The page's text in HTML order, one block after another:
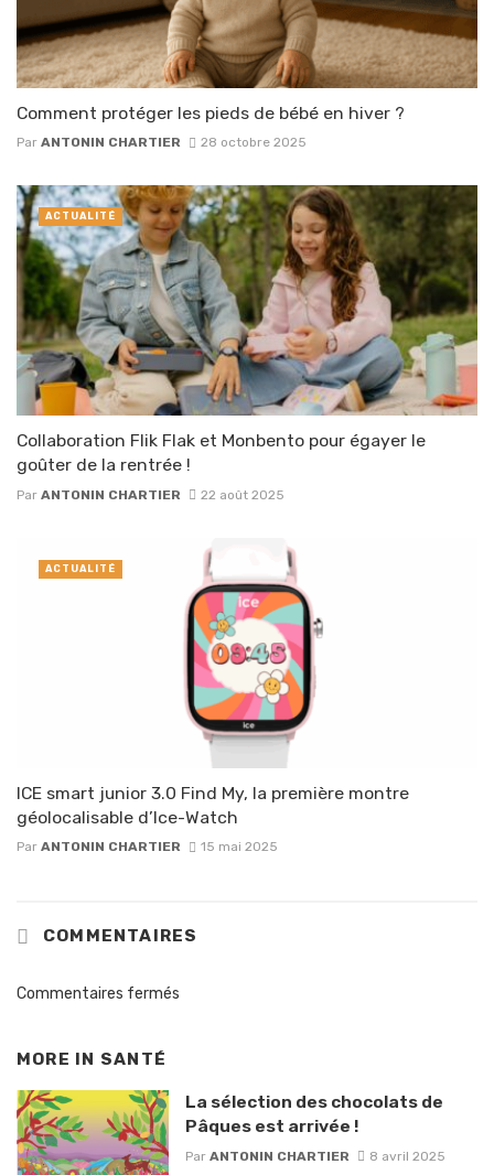
Comment protéger les pieds de bébé en hiver ?
Par ANTONIN CHARTIER 28 octobre 2025
Collaboration Flik Flak et Monbento pour égayer le
goûter de la rentrée !
Par ANTONIN CHARTIER 22 août 2025
ACTUALITÉ
ICE smart junior 3.0 Find My, la première montre
géolocalisable d’Ice-Watch
Par ANTONIN CHARTIER 15 mai 2025
ACTUALITÉ
COMMENTAIRES
Commentaires fermés
MORE IN SANTÉ
La sélection des chocolats de
Pâques est arrivée !
Par ANTONIN CHARTIER 8 avril 2025